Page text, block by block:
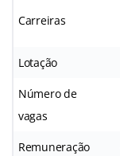
Carreiras
Lotação
Número de
vagas
Remuneração